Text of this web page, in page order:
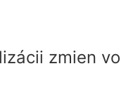
zmien vo